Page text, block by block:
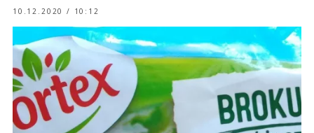
10.12.2020 / 10:12